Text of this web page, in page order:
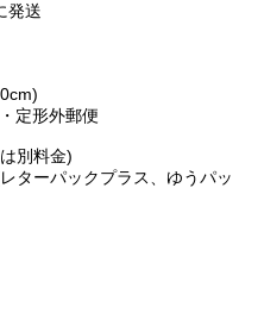
発送
定形外郵便
別料金)
ーパックプラス、ゆうパッ